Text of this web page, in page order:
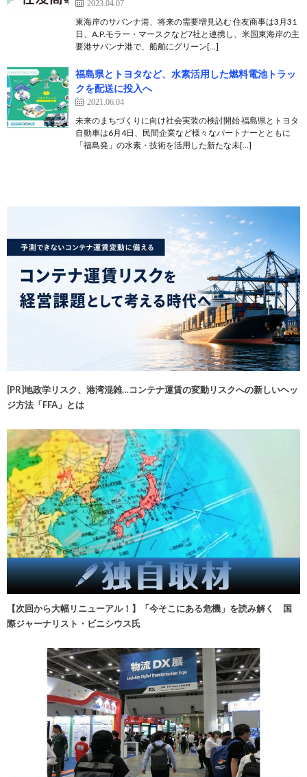
2023.04.07
東海岸のサバンナ港、将来の需要増見込む 住友商事は3月31
日、A.P.モラー・マースクなど7社と連携し、米国東海岸の主
要港サバンナ港で、船舶にグリーン[…]
福島県とトヨタなど、水素活用した燃料電池トラッ
クを配送に投入へ
2021.06.04
未来のまちづくりに向け社会実装の検討開始 福島県とトヨタ
自動車は6月4日、民間企業など様々なパートナーとともに
「福島発」の水素・技術を活用した新たな未[…]
[PR]地政学リスク、港湾混雑…コンテナ運賃の変動リスクへの新しいヘッ
ジ方法「FFA」とは
【次回から大幅リニューアル！】「今そこにある危機」を読み解く 国
際ジャーナリスト・ビニシウス氏